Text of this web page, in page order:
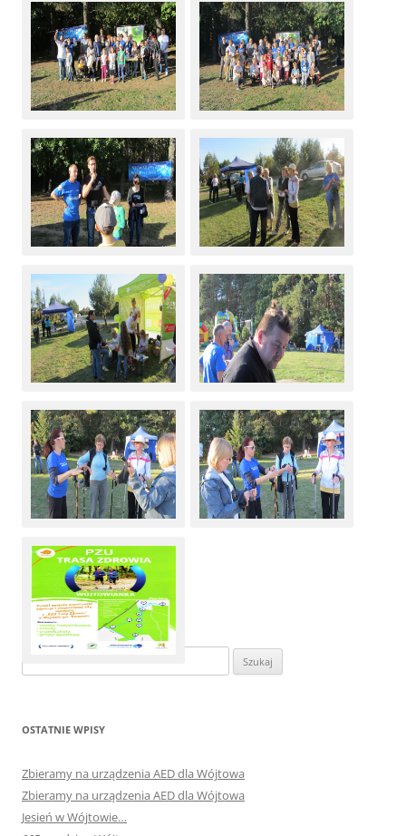
OSTATNIE WPISY
Zbieramy na urządzenia AED dla Wójtowa
Zbieramy na urządzenia AED dla Wójtowa
Jesień w Wójtowie…